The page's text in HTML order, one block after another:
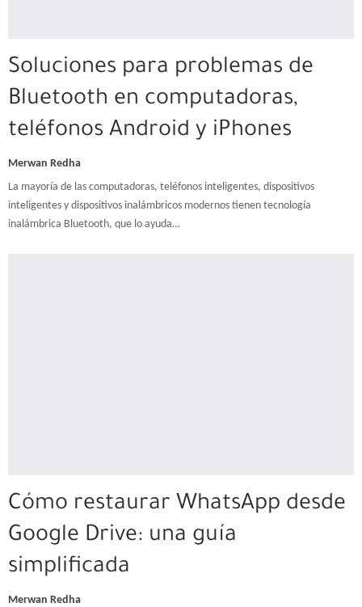
Soluciones para problemas de
Bluetooth en computadoras,
teléfonos Android y iPhones
Merwan Redha
La mayoría de las computadoras, teléfonos inteligentes, dispositivos
inteligentes y dispositivos inalámbricos modernos tienen tecnología
inalámbrica Bluetooth, que lo ayuda…
Cómo restaurar WhatsApp desde
Google Drive: una guía
simplificada
Merwan Redha